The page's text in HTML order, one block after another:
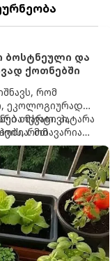
ბოსტნეული და
ქოთნებში
რომ
ეკოლოგიურად
თქვათ. პატარა
რომ
მწვანილსა
მარტივი,
მთავარია
ეგუებიან
და როგორ